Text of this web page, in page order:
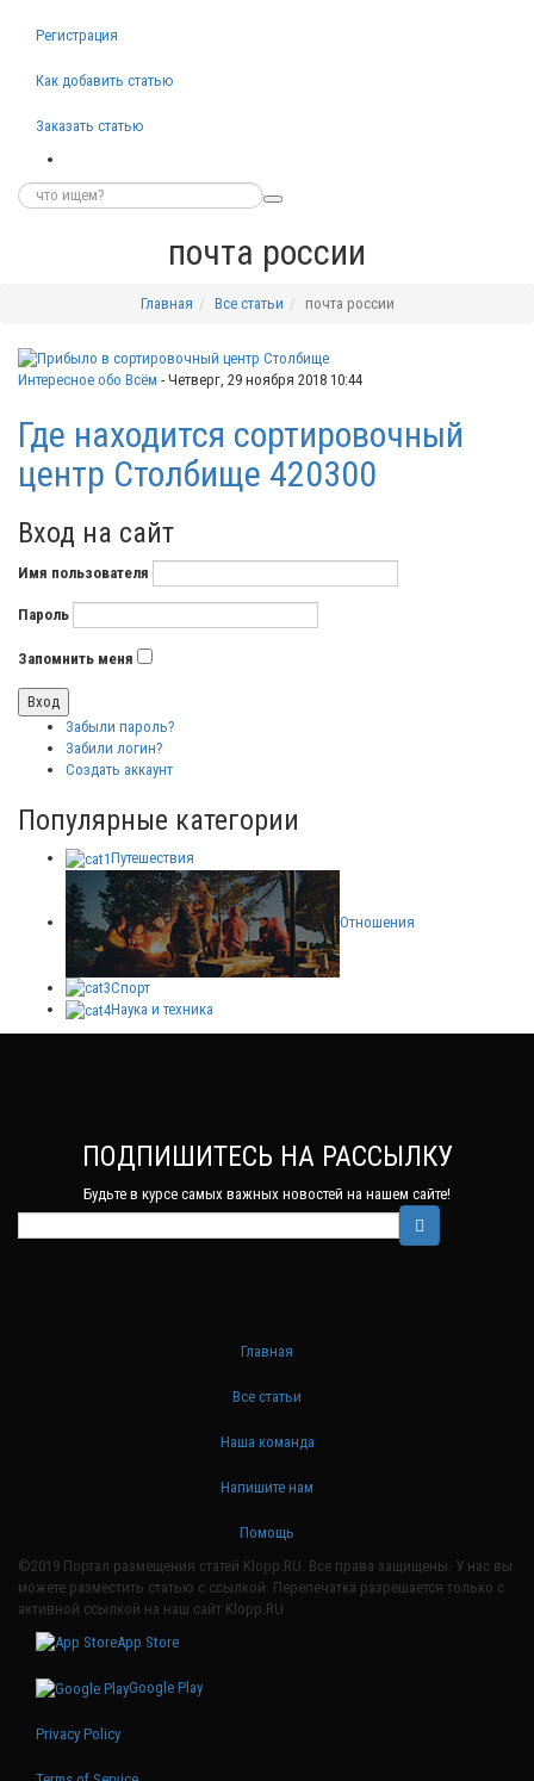
Регистрация
Как добавить статью
Заказать статью
почта россии
Главная Все статьи почта россии
Интересное обо Всём - Четверг, 29 ноября 2018 10:44
Где находится сортировочный
центр Столбище 420300
Вход на сайт
Имя пользователя
Пароль
Запомнить меня
Забыли пароль?
Забили логин?
Создать аккаунт
Популярные категории
Путешествия
Отношения
Спорт
Наука и техника
ПОДПИШИТЕСЬ НА РАССЫЛКУ
Будьте в курсе самых важных новостей на нашем сайте!
Главная
Все статьи
Наша команда
Напишите нам
Помощь
©2019 Портал размещения статей Klopp.RU. Все права защищены. У нас вы
можете разместить статью с ссылкой. Перепечатка разрешается только с
активной ссылкой на наш сайт Klopp.RU
App Store
Google Play
Privacy Policy